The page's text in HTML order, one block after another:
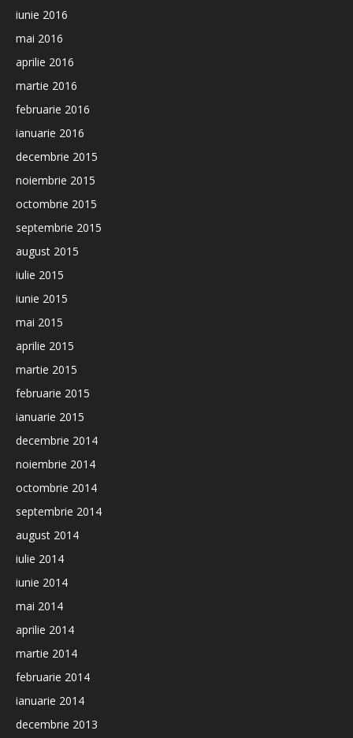
iunie 2016
mai 2016
aprilie 2016
martie 2016
februarie 2016
ianuarie 2016
decembrie 2015
noiembrie 2015
octombrie 2015
septembrie 2015
august 2015
iulie 2015
iunie 2015
mai 2015
aprilie 2015
martie 2015
februarie 2015
ianuarie 2015
decembrie 2014
noiembrie 2014
octombrie 2014
septembrie 2014
august 2014
iulie 2014
iunie 2014
mai 2014
aprilie 2014
martie 2014
februarie 2014
ianuarie 2014
decembrie 2013